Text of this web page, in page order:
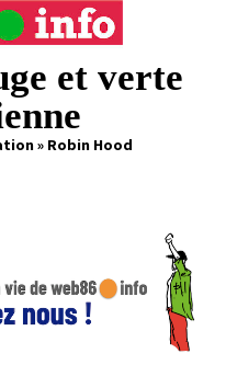
et verte
» Robin Hood